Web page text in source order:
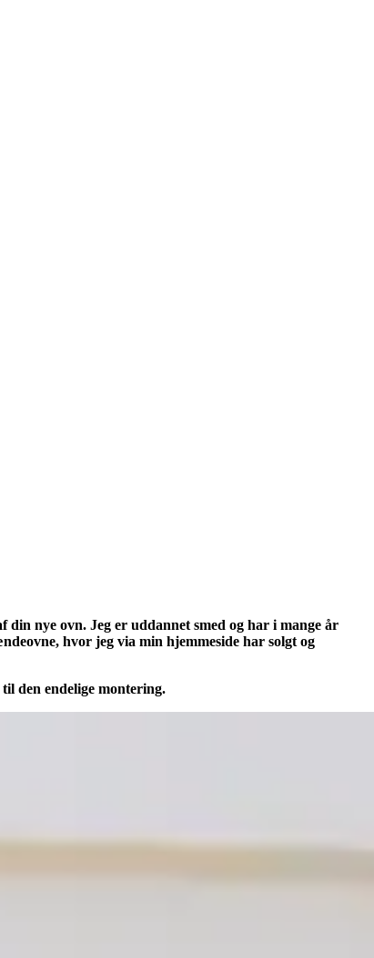
nye ovn. Jeg er uddannet smed og har i mange år
hvor jeg via min hjemmeside har solgt og
den endelige montering.